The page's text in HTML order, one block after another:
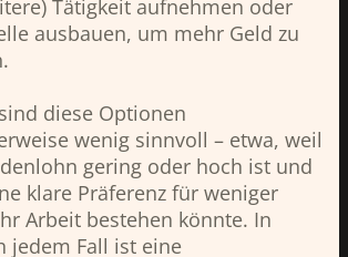
Tätigkeit aufnehmen oder
ausbauen, um mehr Geld zu
diese Optionen
wenig sinnvoll – etwa, weil
gering oder hoch ist und
klare Präferenz für weniger
Arbeit bestehen könnte. In
jedem Fall ist eine